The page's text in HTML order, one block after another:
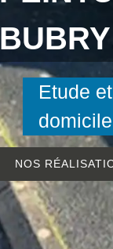
Etude
domicile
NOS